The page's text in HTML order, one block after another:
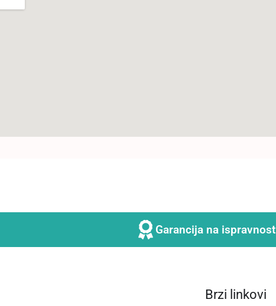
Garancija na ispravnost
Brzi linkovi